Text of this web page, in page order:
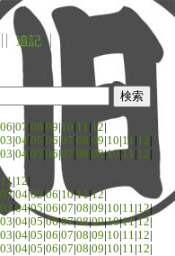
追記
06 07 08 09 10 11 12
03 04 05 06 |07 08 09 10 11 12
03 04 05 06 |07 08 09|10 11 12
11 12
03|04|05|06 10|11|12
03|04|05 06 07 08 09 10 11 12|
03 04 05|06|07|08|09|10|11|12
03 04 05 06 07 08 09 10 11 12
03 04 05 06 07 08 09 10 11 12